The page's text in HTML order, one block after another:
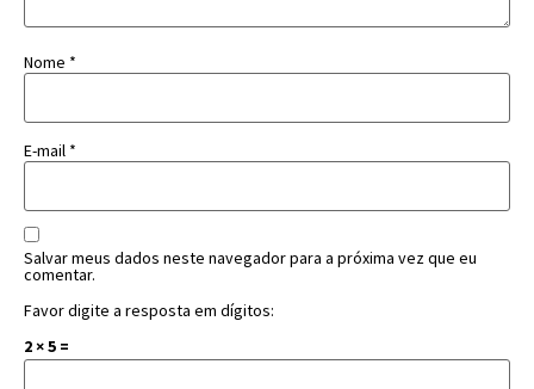
Nome *
E-mail *
Salvar meus dados neste navegador para a próxima vez que eu
comentar.
Favor digite a resposta em dígitos:
2 × 5 =